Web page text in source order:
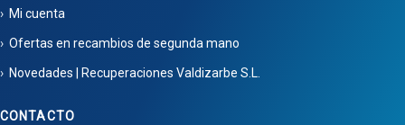
Mi cuenta
Ofertas en recambios de segunda mano
Novedades | Recuperaciones Valdizarbe S.L.
CONTACTO